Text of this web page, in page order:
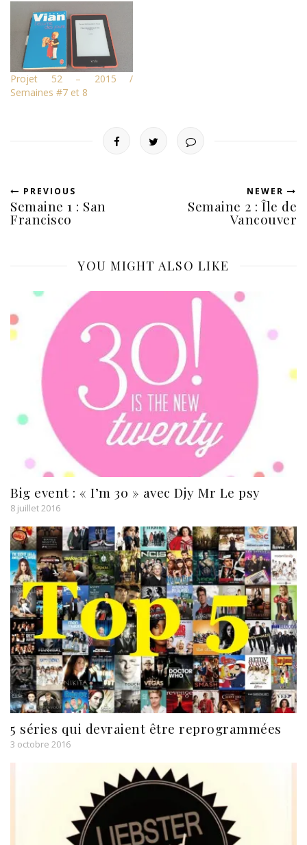
Projet 52 – 2015 /
Semaines #7 et 8
PREVIOUS
Semaine 1 : San
Francisco
NEWER
Semaine 2 : Île de
Vancouver
YOU MIGHT ALSO LIKE
Big event : « I’m 30 » avec Djy Mr Le psy
8 juillet 2016
5 séries qui devraient être reprogrammées
3 octobre 2016